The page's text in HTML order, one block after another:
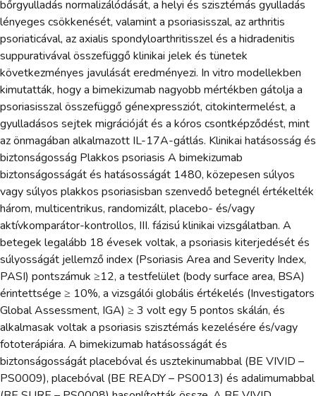
bőrgyulladás normalizálódását, a helyi és szisztémás gyulladás
lényeges csökkenését, valamint a psoriasisszal, az arthritis
psoriaticával, az axialis spondyloarthritisszel és a hidradenitis
suppurativával összefüggő klinikai jelek és tünetek
következményes javulását eredményezi. In vitro modellekben
kimutatták, hogy a bimekizumab nagyobb mértékben gátolja a
psoriasisszal összefüggő génexpressziót, citokintermelést, a
gyulladásos sejtek migrációját és a kóros csontképződést, mint
az önmagában alkalmazott IL-17A-gátlás. Klinikai hatásosság és
biztonságosság Plakkos psoriasis A bimekizumab
biztonságosságát és hatásosságát 1480, közepesen súlyos
vagy súlyos plakkos psoriasisban szenvedő betegnél értékelték
három, multicentrikus, randomizált, placebo- és/vagy
aktívkomparátor-kontrollos, III. fázisú klinikai vizsgálatban. A
betegek legalább 18 évesek voltak, a psoriasis kiterjedését és
súlyosságát jellemző index (Psoriasis Area and Severity Index,
PASI) pontszámuk ≥12, a testfelület (body surface area, BSA)
érintettsége ≥ 10%, a vizsgálói globális értékelés (Investigators
Global Assessment, IGA) ≥ 3 volt egy 5 pontos skálán, és
alkalmasak voltak a psoriasis szisztémás kezelésére és/vagy
fototerápiára. A bimekizumab hatásosságát és
biztonságosságát placebóval és usztekinumabbal (BE VIVID –
PS0009), placebóval (BE READY – PS0013) és adalimumabbal